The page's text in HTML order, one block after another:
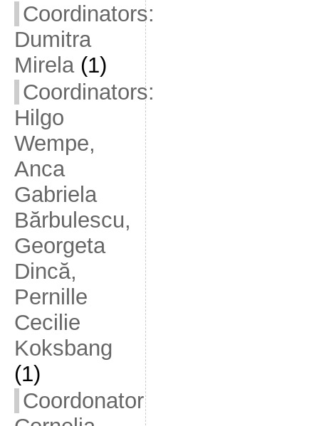
Coordinators:
Dumitra
Mirela(1)
Coordinators:
Hilgo
Wempe,
Anca
Gabriela
Bărbulescu,
Georgeta
Dincă,
Pernille
Cecilie
Koksbang
(1)
Coordonator